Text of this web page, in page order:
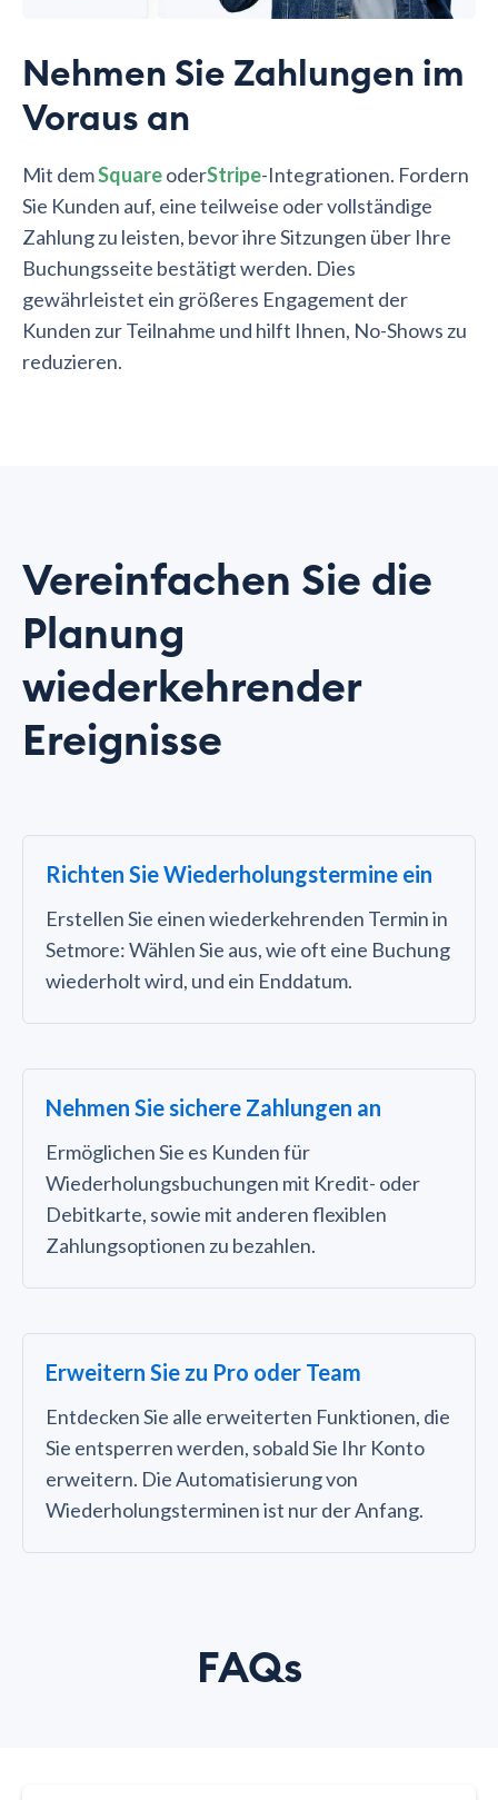
Nehmen Sie Zahlungen im
Voraus an
Mit demSquareoderStripe-Integrationen. Fordern
Sie Kunden auf, eine teilweise oder vollständige
Zahlung zu leisten, bevor ihre Sitzungen über Ihre
Buchungsseite bestätigt werden. Dies
gewährleistet ein größeres Engagement der
Kunden zur Teilnahme und hilft Ihnen, No-Shows zu
reduzieren.
Vereinfachen Sie die
Planung
wiederkehrender
Ereignisse
Richten Sie Wiederholungstermine ein
Erstellen Sie einen wiederkehrenden Termin in
Setmore: Wählen Sie aus, wie oft eine Buchung
wiederholt wird, und ein Enddatum.
Nehmen Sie sichere Zahlungen an
Ermöglichen Sie es Kunden für
Wiederholungsbuchungen mit Kredit- oder
Debitkarte, sowie mit anderen flexiblen
Zahlungsoptionen zu bezahlen.
Erweitern Sie zu Pro oder Team
Entdecken Sie alle erweiterten Funktionen, die
Sie entsperren werden, sobald Sie Ihr Konto
erweitern. Die Automatisierung von
Wiederholungsterminen ist nur der Anfang.
FAQs